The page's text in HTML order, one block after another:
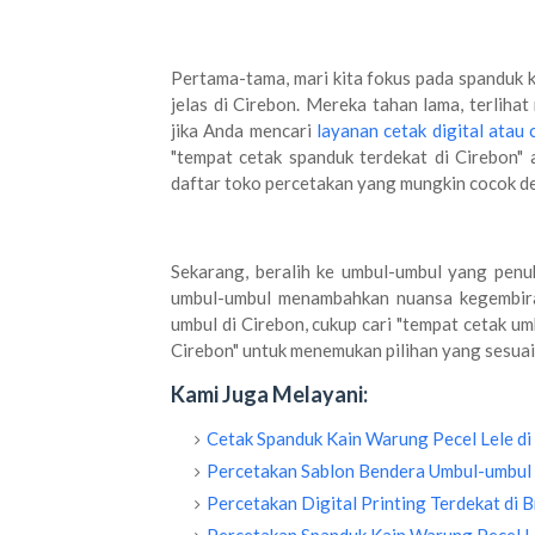
Pertama-tama, mari kita fokus pada spanduk
jelas di Cirebon. Mereka tahan lama, terlihat
jika Anda mencari layanan cetak digital atau
"tempat cetak spanduk terdekat di Cirebon"
daftar toko percetakan yang mungkin cocok
Sekarang, beralih ke umbul-umbul yang
umbul-umbul menambahkan nuansa
umbul di Cirebon, cukup cari "tempat cetak
Cirebon" untuk menemukan pilihan yang
Kami Juga Melayani:
Cetak Spanduk Kain Warung Pecel Lele
Percetakan Sablon Bendera Umbul-
Percetakan Digital Printing Terdekat di